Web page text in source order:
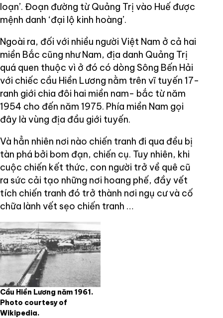
loạn’. Đoạn đường từ Quảng Trị vào Huế được
mệnh danh ‘đại lộ kinh hoàng’.
Ngoài ra, đối với nhiều người Việt Nam ở cả hai
miền Bắc cũng như Nam, địa danh Quảng Trị
quá quen thuộc vì ở đó có dòng Sông Bến Hải
với chiếc cầu Hiền Lương nằm trên vĩ tuyến 17-
ranh giới chia đôi hai miền nam- bắc từ năm
1954 cho đến năm 1975. Phía miền Nam gọi
đây là vùng địa đầu giới tuyến.
Và hẳn nhiên nơi nào chiến tranh đi qua đều bị
tàn phá bởi bom đạn, chiến cụ. Tuy nhiên, khi
cuộc chiến kết thức, con người trở về quê cũ
ra sức cải tạo những nơi hoang phế, đầy vết
tích chiến tranh đó trở thành nơi ngụ cư và cố
chữa lành vết sẹo chiến tranh …
Cầu Hiền Lương năm 1961.
Photo courtesy of
Wikipedia.